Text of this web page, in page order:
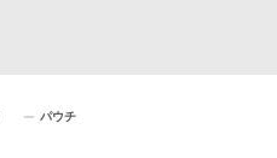
パウチ